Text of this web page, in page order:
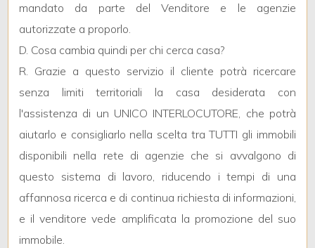
mandato da parte del Venditore e le agenzie
autorizzate a proporlo.
D. Cosa cambia quindi per chi cerca casa?
R. Grazie a questo servizio il cliente potrà ricercare
senza limiti territoriali la casa desiderata con
l'assistenza di un UNICO INTERLOCUTORE, che potrà
aiutarlo e consigliarlo nella scelta tra TUTTI gli immobili
disponibili nella rete di agenzie che si avvalgono di
questo sistema di lavoro, riducendo i tempi di una
affannosa ricerca e di continua richiesta di informazioni,
e il venditore vede amplificata la promozione del suo
immobile.
2
5+
Camere